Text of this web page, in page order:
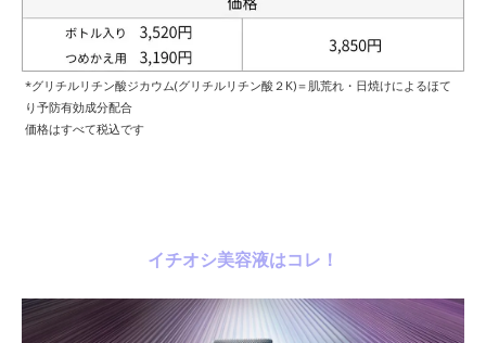
*グリチルリチン酸ジカウム(グリチルリチン酸２K)＝肌荒れ・日焼けによるほて
り予防有効成分配合
価格はすべて税込です
イチオシ美容液はコレ！